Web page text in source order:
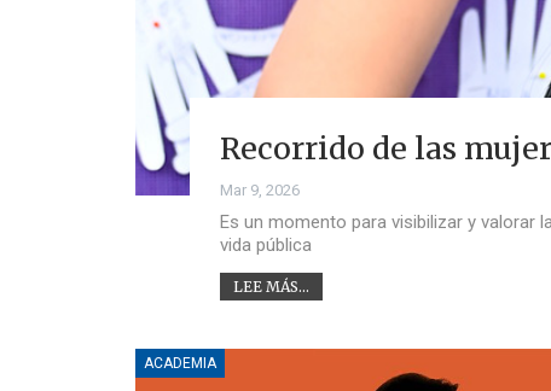
Recorrido de las
Mar 9, 2026
Es un momento para visibilizar y valorar
vida pública
LEE MÁS...
ACADEMIA